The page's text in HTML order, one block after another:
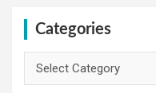
Categories